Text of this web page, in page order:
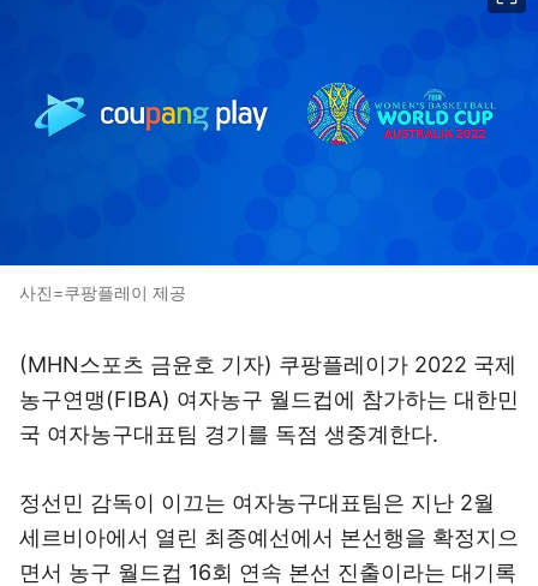
사진=쿠팡플레이 제공
(MHN스포츠 금윤호 기자) 쿠팡플레이가 2022 국제
농구연맹(FIBA) 여자농구 월드컵에 참가하는 대한민
국 여자농구대표팀 경기를 독점 생중계한다.
정선민 감독이 이끄는 여자농구대표팀은 지난 2월
세르비아에서 열린 최종예선에서 본선행을 확정지으
면서 농구 월드컵 16회 연속 본선 진출이라는 대기록